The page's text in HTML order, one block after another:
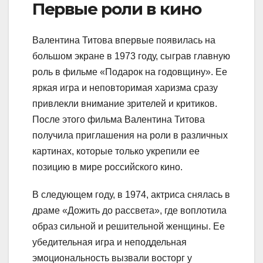
Первые роли в кино
Валентина Титова впервые появилась на
большом экране в 1973 году, сыграв главную
роль в фильме «Подарок на годовщину». Ее
яркая игра и неповторимая харизма сразу
привлекли внимание зрителей и критиков.
После этого фильма Валентина Титова
получила приглашения на роли в различных
картинах, которые только укрепили ее
позицию в мире российского кино.
В следующем году, в 1974, актриса снялась в
драме «Дожить до рассвета», где воплотила
образ сильной и решительной женщины. Ее
убедительная игра и неподдельная
эмоциональность вызвали восторг у